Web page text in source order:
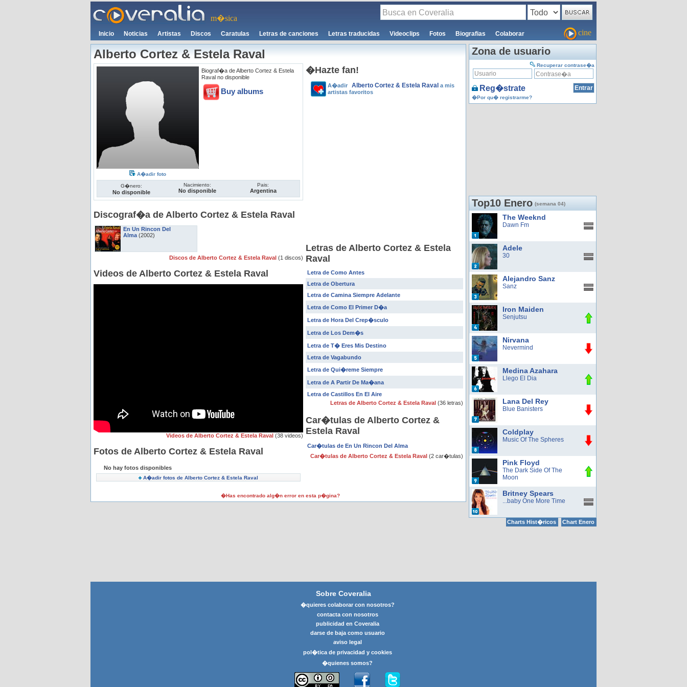
m�sica
Inicio Noticias Artistas Discos Caratulas Letras de canciones Letras traducidas Videoclips Fotos Biografias Colaborar cine
Alberto Cortez & Estela Raval
A�adir foto
Biograf�a de Alberto Cortez & Estela
Raval no disponible
Buy albums
G�nero:
No disponible
Nacimiento:
No disponible
Pais:
Argentina
Discograf�a de Alberto Cortez & Estela Raval
En Un Rincon Del
Alma (2002)
Discos de Alberto Cortez & Estela Raval (1 discos)
Videos de Alberto Cortez & Estela Raval
Videos de Alberto Cortez & Estela Raval (38 videos)
Fotos de Alberto Cortez & Estela Raval
No hay fotos disponibles
A�adir fotos de Alberto Cortez & Estela Raval
�Hazte fan!
A�adir Alberto Cortez & Estela Raval a mis
artistas favoritos
Letras de Alberto Cortez & Estela
Raval
Letra de Como Antes
Letra de Obertura
Letra de Camina Siempre Adelante
Letra de Como El Primer D�a
Letra de Hora Del Crep�sculo
Letra de Los Dem�s
Letra de T� Eres Mis Destino
Letra de Vagabundo
Letra de Qui�reme Siempre
Letra de A Partir De Ma�ana
Letra de Castillos En El Aire
Letras de Alberto Cortez & Estela Raval (36 letras)
Car�tulas de Alberto Cortez &
Estela Raval
Car�tulas de En Un Rincon Del Alma
Car�tulas de Alberto Cortez & Estela Raval (2 car�tulas)
�Has encontrado alg�n error en esta p�gina?
Zona de usuario
Recuperar contrase�a
Reg�strate
�Por qu� registrarme?
Top10 Enero (semana 04)
The Weeknd
Dawn Fm
Adele
30
Alejandro Sanz
Sanz
Iron Maiden
Senjutsu
Nirvana
Nevermind
Medina Azahara
Llego El Dia
Lana Del Rey
Blue Banisters
Coldplay
Music Of The Spheres
Pink Floyd
The Dark Side Of The
Moon
Britney Spears
...baby One More Time
Charts Hist�ricos Chart Enero
Sobre Coveralia
�quieres colaborar con nosotros?
contacta con nosotros
publicidad en Coveralia
darse de baja como usuario
aviso legal
pol�tica de privacidad y cookies
�quienes somos?